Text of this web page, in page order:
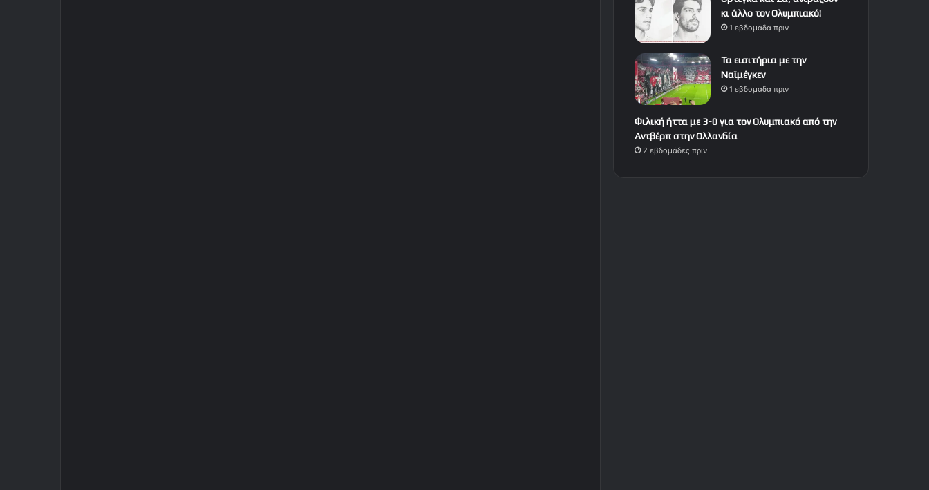
κι άλλο τον Ολυμπιακό!
1 εβδομάδα πριν
Τα εισιτήρια με την
Ναϊμέγκεν
1 εβδομάδα πριν
Φιλική ήττα με 3-0 για τον Ολυμπιακό από την
Αντβέρπ στην Ολλανδία
2 εβδομάδες πριν